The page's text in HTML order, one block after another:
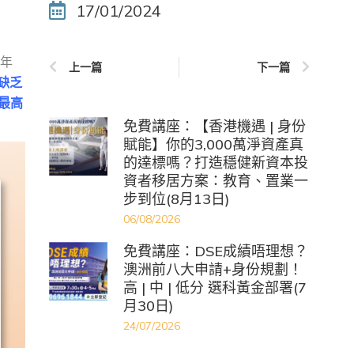
乏
高
17/01/2024
上一篇 下一篇
免費講座：【香港機遇 | 身份
賦能】你的3,000萬淨資產真
的達標嗎？打造穩健新資本投
資者移居方案：教育、置業一
步到位(8月13日)
06/08/2026
免費講座：DSE成績唔理想？
澳洲前八大申請+身份規劃！
高 | 中 | 低分 選科黃金部署(7
月30日)
24/07/2026